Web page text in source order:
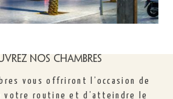
nos chambres
vous offriront l’occasion de
votre routine et d’atteindre le